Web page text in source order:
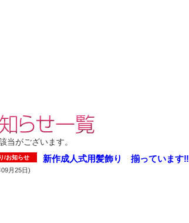
当がございます。
/お知らせ 新作成人式用髪飾り 揃っています‼
月25日)